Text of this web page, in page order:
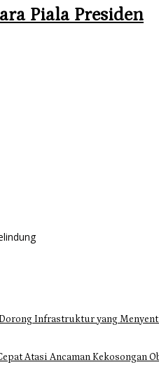
Piala Presiden
Infrastruktur yang
Atasi Ancaman Kekosongan